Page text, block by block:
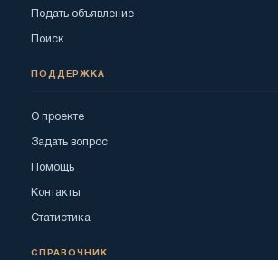
Подать объявление
Поиск
ПОДДЕРЖКА
О проекте
Задать вопрос
Помощь
Контакты
Статистика
СПРАВОЧНИК